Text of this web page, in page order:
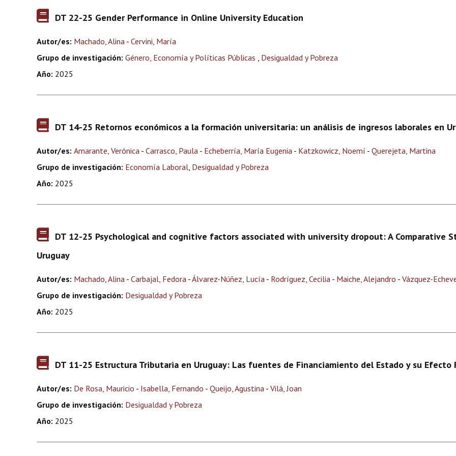
DT 22-25 Gender Performance in Online University Education
Autor/es: Machado, Alina - Cervini, María
Grupo de investigación: Género, Economía y Políticas Públicas , Desigualdad y Pobreza
Año: 2025
DT 14-25 Retornos económicos a la formación universitaria: un análisis de ingresos laborales en
Autor/es: Amarante, Verónica - Carrasco, Paula - Echeberría, María Eugenia - Katzkowicz, Noemí - Querejeta, Martina
Grupo de investigación: Economía Laboral, Desigualdad y Pobreza
Año: 2025
DT 12-25 Psychological and cognitive factors associated with university dropout: A Comparative
Uruguay
Autor/es: Machado, Alina - Carbajal, Fedora -Álvarez-Núñez, Lucía - Rodríguez, Cecilia - Maiche, Alejandro - Vázquez-
Grupo de investigación: Desigualdad y Pobreza
Año: 2025
DT 11-25 Estructura Tributaria en Uruguay: Las fuentes de Financiamiento del Estado y su
Autor/es: De Rosa, Mauricio - Isabella, Fernando - Queijo, Agustina - Vilá, Joan
Grupo de investigación: Desigualdad y Pobreza
Año: 2025